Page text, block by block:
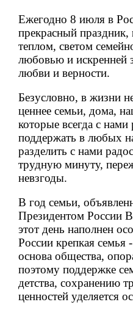
Ежегодно 8 июля в
прекрасный
теплом, светом
любовью и искренней
любви и верности.
Безусловно, в жизни
ценнее семьи, дома,
которые всегда с
поддержать в любых
разделить с нами
трудную минуту,
невзгоды.
В год семьи,
Президентом России
этот день наполнен
России крепкая семья
основа общества,
поэтому поддержке
детства, сохранению
ценностей уделяется